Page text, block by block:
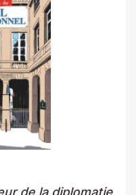
de la diplomatie